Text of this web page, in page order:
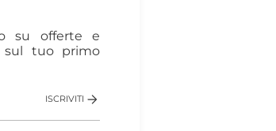
su offerte e
sul tuo primo
ISCRIVITI